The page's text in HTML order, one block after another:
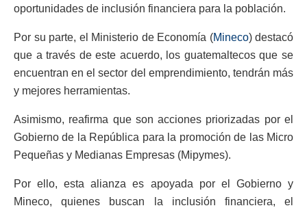
oportunidades de inclusión financiera para la población.
Por su parte, el Ministerio de Economía (Mineco) destacó
que a través de este acuerdo, los guatemaltecos que se
encuentran en el sector del emprendimiento, tendrán más
y mejores herramientas.
Asimismo, reafirma que son acciones priorizadas por el
Gobierno de la República para la promoción de las Micro
Pequeñas y Medianas Empresas (Mipymes).
Por ello, esta alianza es apoyada por el Gobierno y
Mineco, quienes buscan la inclusión financiera, el